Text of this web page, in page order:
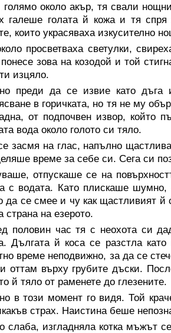
голямо около акър, тя свали
галеше голата й кожа и тя
които украсяваха изкусително
просветваха светулки,
зова на козодой и той
изцяло.
преди да се извие като дъга
в горичката, но тя не му
от подпочвен извор, който
вода около голото си тяло.
засмя на глас, напълно
време за себе си. Сега си
отпускаше се на
с водата. Като плискаше
да се смее и чу как щастливият
страна на езерото.
половин час тя с неохота си
Дългата й коса се разстла
време неподвижно, за да се
и оттам върху грубите дъски.
й тяло от раменете до глезените.
в този момент го видя. Той
страх. Наистина беше
слаба, изгладняла котка мъжът